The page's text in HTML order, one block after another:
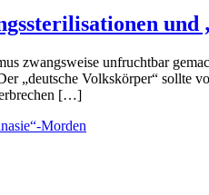
und
zwangsweise unfruchtbar
„deutsche Volkskörper“
[…]
Morden